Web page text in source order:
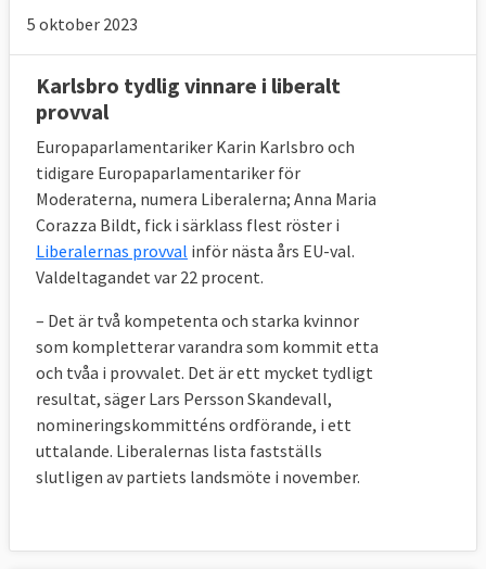
5 oktober 2023
Karlsbro tydlig vinnare i liberalt
provval
Europaparlamentariker Karin Karlsbro och
tidigare Europaparlamentariker för
Moderaterna, numera Liberalerna; Anna Maria
Corazza Bildt, fick i särklass flest röster i
Liberalernas provval inför nästa års EU-val.
Valdeltagandet var 22 procent.
– Det är två kompetenta och starka kvinnor
som kompletterar varandra som kommit etta
och tvåa i provvalet. Det är ett mycket tydligt
resultat, säger Lars Persson Skandevall,
nomineringskommitténs ordförande, i ett
uttalande. Liberalernas lista fastställs
slutligen av partiets landsmöte i november.